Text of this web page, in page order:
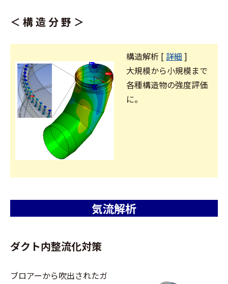
＜ 構 造 分 野 ＞
構造解析 [ 詳細 ]
大規模から小規模まで
各種構造物の強度評価
に。
気流解析
ダクト内整流化対策
ブロアーから吹出されたガ